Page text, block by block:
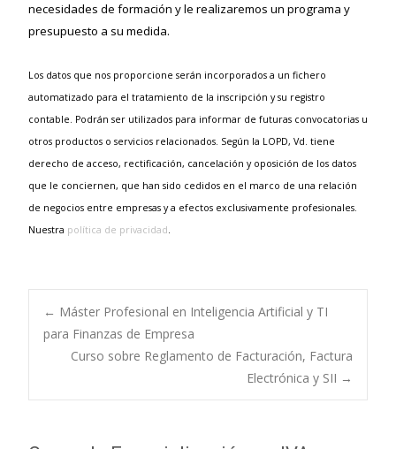
necesidades de formación y le realizaremos un programa y
presupuesto a su medida.
Los datos que nos proporcione serán incorporados a un fichero
automatizado para el tratamiento de la inscripción y su registro
contable. Podrán ser utilizados para informar de futuras convocatorias u
otros productos o servicios relacionados. Según la LOPD, Vd. tiene
derecho de acceso, rectificación, cancelación y oposición de los datos
que le conciernen, que han sido cedidos en el marco de una relación
de negocios entre empresas y a efectos exclusivamente profesionales.
Nuestra política de privacidad.
Navegación de
entradas
← Máster Profesional en Inteligencia Artificial y TI
para Finanzas de Empresa
Curso sobre Reglamento de Facturación, Factura
Electrónica y SII →